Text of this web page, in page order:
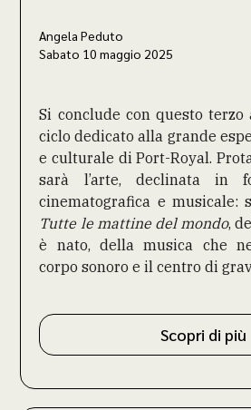
Angela Peduto
Sabato 10 maggio 2025
Si conclude con questo
ciclo dedicato alla grande
e culturale di Port-Royal.
sarà l’arte, declinata in
cinematografica e musicale:
Tutte le mattine del mondo,
è nato, della musica che
corpo sonoro e il centro di
Scopri di più